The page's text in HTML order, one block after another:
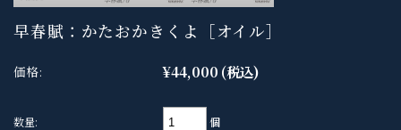
早春賦：かたおかきくよ［オイル］
価格: ¥44,000 (税込)
数量: 個